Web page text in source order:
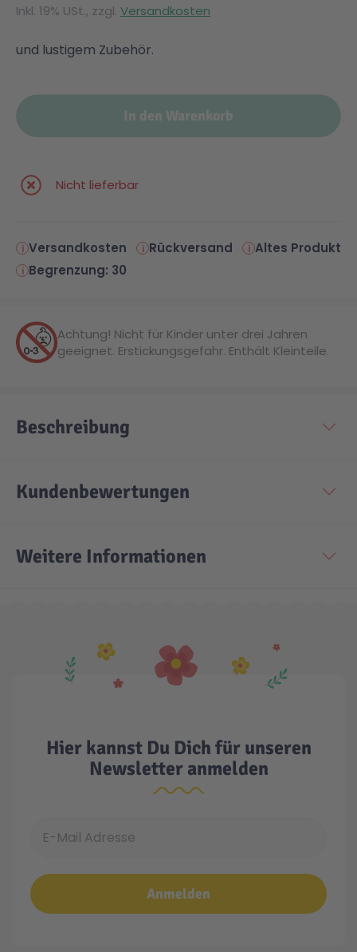
Inkl. 19% USt., zzgl. Versandkosten
und lustigem Zubehör.
In den Warenkorb
Nicht lieferbar
Versandkosten Rückversand
Altes Produkt
Begrenzung: 30
Achtung! Nicht für Kinder unter drei Jahren
geeignet. Erstickungsgefahr. Enthält Kleinteile.
Beschreibung
Kundenbewertungen
Weitere Informationen
Hier kannst Du Dich für unseren
Newsletter anmelden
Anmelden